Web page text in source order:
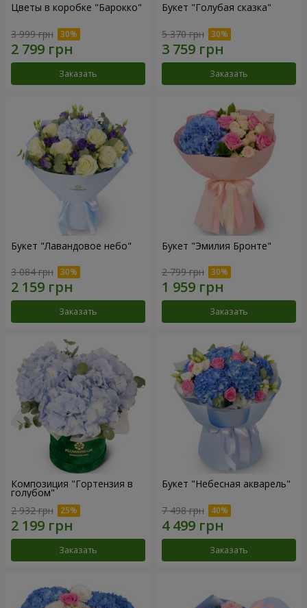
Цветы в коробке "Барокко"
3 999 грн
Заказать
Букет "Голубая сказка"
5 370 грн
Заказать
Букет "Лавандовое небо"
3 084 грн
Заказать
Букет "Эмилия Бронте"
2 799 грн
Заказать
Композиция "Гортензия в
голубом"
2 932 грн
Заказать
Букет "Небесная акварель"
7 498 грн
Заказать